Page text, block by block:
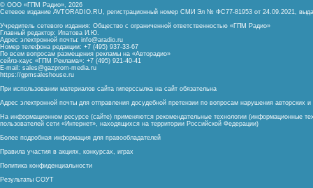
© ООО «ГПМ Радио», 2026
Сетевое издание AVTORADIO.RU, регистрационный номер СМИ Эл № ФС77-81953 от 24.09.2021,
Учредитель сетевого издания: Общество с ограниченной ответственностью «ГПМ Радио»
Главный редактор: Ипатова И.Ю.
Адрес электронной почты: info@aradio.ru
Номер телефона редакции: +7 (495) 937-33-67
По всем вопросам размещения рекламы на «Авторадио»
сейлз-хаус «ГПМ Реклама»: +7 (495) 921-40-41
E-mail: sales@gazprom-media.ru
https://gpmsaleshouse.ru
При использовании материалов сайта гиперссылка на сайт обязательна
Адрес электронной почты для отправления досудебной претензии по вопросам нарушения авторских
На информационном ресурсе (сайте) применяются рекомендательные технологии (информационные
пользователей сети «Интернет», находящихся на территории Российской Федерации)
Более подробная информация для правообладателей
Правила участия в акциях, конкурсах, играх
Политика конфиденциальности
Результаты СОУТ